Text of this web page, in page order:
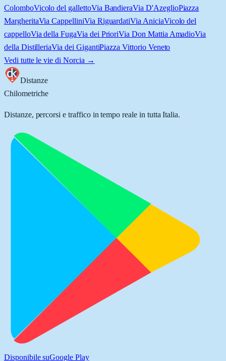
ColomboVicolo del gallettoVia BandieraVia D'AzeglioPiazza
MargheritaVia CappelliniVia RiguardatiVia AniciaVicolo del
cappelloVia della FugaVia dei PrioriVia Don Mattia AmadioVia
della DistilleriaVia dei GigantiPiazza Vittorio Veneto
Vedi tutte le vie di Norcia →
Distanze
Chilometriche
Distanze, percorsi e traffico in tempo reale in tutta Italia.
Disponibile suGoogle Play